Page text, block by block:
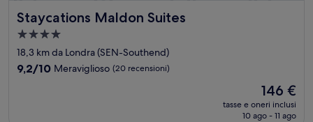
Staycations Maldon Suites
Staycations Maldon Suites
Struttura
a
4.0
18,3 km da Londra (SEN-Southend)
9.2
9,2/10 Meraviglioso (20 recensioni)
Il
prezzo
attuale
146 €
tasse e oneri inclusi
10 ago - 11 ago